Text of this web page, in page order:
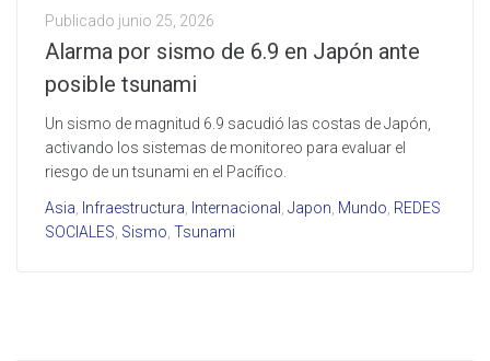
Publicado junio 25, 2026
Alarma por sismo de 6.9 en Japón ante
posible tsunami
Un sismo de magnitud 6.9 sacudió las costas de Japón,
activando los sistemas de monitoreo para evaluar el
riesgo de un tsunami en el Pacífico.
Asia, Infraestructura, Internacional , Japon, Mundo, REDES
SOCIALES, Sismo, Tsunami